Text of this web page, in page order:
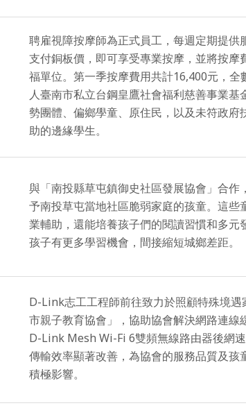
聘雇視障按摩師為正式員工，每週定期提供
支付銅板價，即可享受專業按摩，並將按摩
福單位。第一季按摩費用共計16,400元，全
人臺南市私立台鋼皇鷹社會福利慈善事業基
勢團體、偏鄉學童、原住民，以及未符政府
助的邊緣學生。
與「南投縣草屯鎮御史社區發展協會」合作
予南投草屯當地社區脆弱家庭的孩童。這些
業輔助，還能培養孩子們的閱讀習慣和多元
孩子有更多學習機會，間接縮短城鄉差距。
D-Link志工工程師前往致力於照顧特殊境遇
市親子教育協會」，協助協會解決網路連線
D-Link Mesh Wi-Fi 6雙頻無線路由器後網
傳輸效率顯著改善，為協會的服務品質及孩
積極影響。